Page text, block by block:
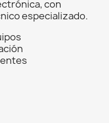
con
especializado.